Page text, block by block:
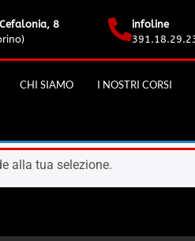
8
infoline
CHI SIAMO I NOSTRI CORSI
alla tua selezione.